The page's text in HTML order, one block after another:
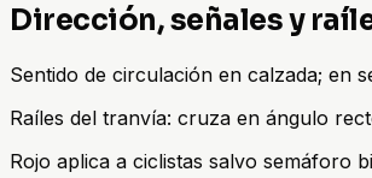
Dirección, señales y
Sentido de circulación en calzada; en
Raíles del tranvía: cruza en ángulo
Rojo aplica a ciclistas salvo semáforo